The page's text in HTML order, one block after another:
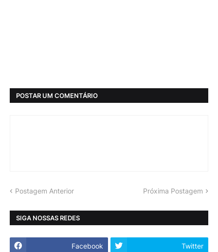
POSTAR UM COMENTÁRIO
Postagem Anterior Próxima Postagem
SIGA NOSSAS REDES
Facebook Twitter